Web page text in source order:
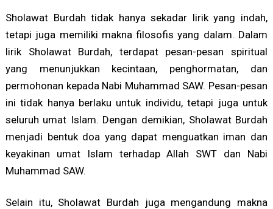
Sholawat Burdah tidak hanya sekadar lirik yang indah,
tetapi juga memiliki makna filosofis yang dalam. Dalam
lirik Sholawat Burdah, terdapat pesan-pesan spiritual
yang menunjukkan kecintaan, penghormatan, dan
permohonan kepada Nabi Muhammad SAW. Pesan-pesan
ini tidak hanya berlaku untuk individu, tetapi juga untuk
seluruh umat Islam. Dengan demikian, Sholawat Burdah
menjadi bentuk doa yang dapat menguatkan iman dan
keyakinan umat Islam terhadap Allah SWT dan Nabi
Muhammad SAW.
Selain itu, Sholawat Burdah juga mengandung makna